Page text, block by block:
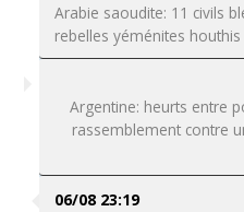
Arabie saoudite: 11 civils
rebelles yéménites
Argentine: heurts entre
rassemblement contre
06/08 23:19